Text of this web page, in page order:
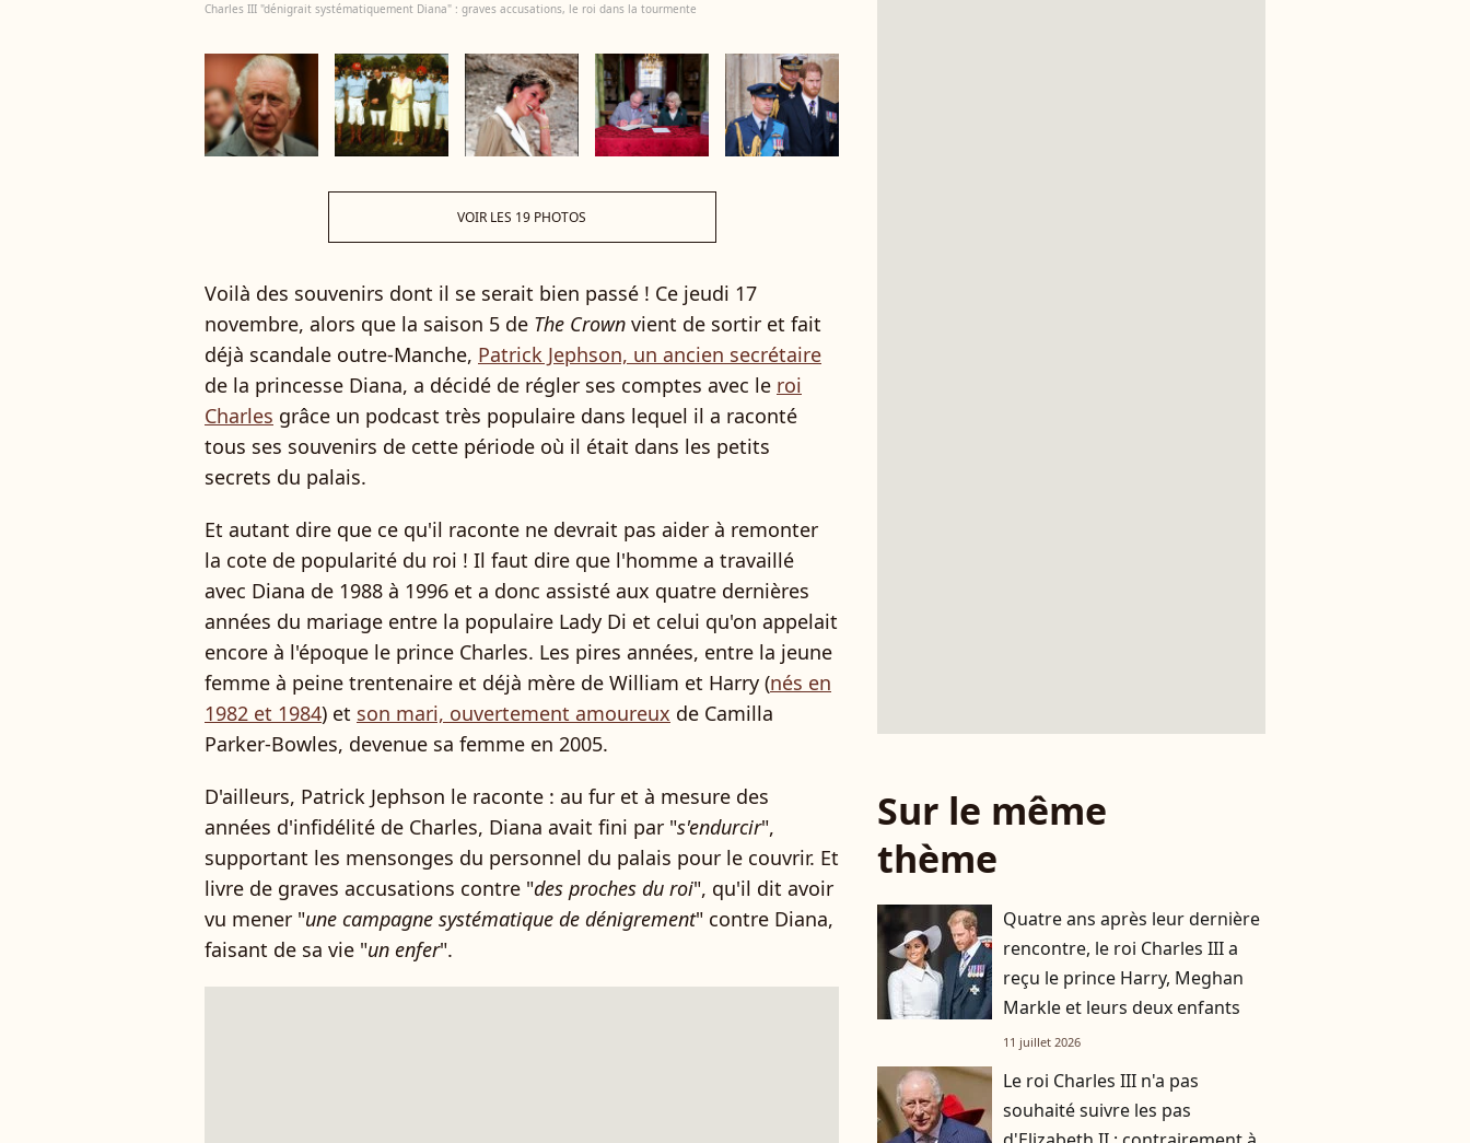
Charles III "dénigrait systématiquement Diana" : graves accusations, le roi dans la tourmente
VOIR LES 19 PHOTOS
Voilà des souvenirs dont il se serait bien passé ! Ce jeudi 17
novembre, alors que la saison 5 de The Crown vient de sortir et fait
déjà scandale outre-Manche, Patrick Jephson, un ancien secrétaire
de la princesse Diana, a décidé de régler ses comptes avec le roi
Charles grâce un podcast très populaire dans lequel il a raconté
tous ses souvenirs de cette période où il était dans les petits
secrets du palais.
Et autant dire que ce qu'il raconte ne devrait pas aider à remonter
la cote de popularité du roi ! Il faut dire que l'homme a travaillé
avec Diana de 1988 à 1996 et a donc assisté aux quatre dernières
années du mariage entre la populaire Lady Di et celui qu'on appelait
encore à l'époque le prince Charles. Les pires années, entre la jeune
femme à peine trentenaire et déjà mère de William et Harry (nés en
1982 et 1984) et son mari, ouvertement amoureux de Camilla
Parker-Bowles, devenue sa femme en 2005.
D'ailleurs, Patrick Jephson le raconte : au fur et à mesure des
années d'infidélité de Charles, Diana avait fini par "s'endurcir",
supportant les mensonges du personnel du palais pour le couvrir. Et
livre de graves accusations contre "des proches du roi", qu'il dit avoir
vu mener "une campagne systématique de dénigrement" contre Diana,
faisant de sa vie "un enfer".
Sur le même
thème
Quatre ans après leur dernière
rencontre, le roi Charles III a
reçu le prince Harry, Meghan
Markle et leurs deux enfants
11 juillet 2026
Le roi Charles III n'a pas
souhaité suivre les pas